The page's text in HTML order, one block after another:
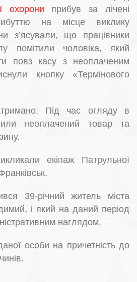
охорони прибув за лічені
на місце виклику
з’ясували, що працівники
помітили чоловіка, який
повз касу з неоплаченим
кнопку «Термінового
Під час огляду в
неоплачений товар та
екіпаж Патрульної
39-річний житель міста
і який на даний період
наглядом.
особи на причетність до